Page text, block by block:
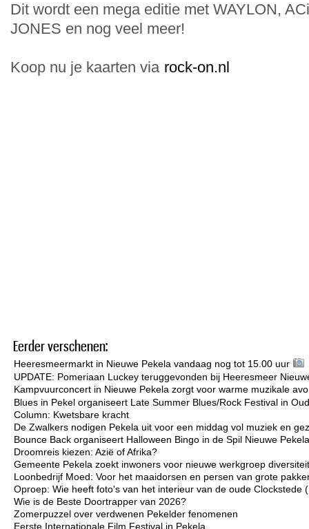
Dit wordt een mega editie met WAYLON,
JONES en nog veel meer!
Koop nu je kaarten via rock-on.nl
Eerder verschenen:
Heeresmeermarkt in Nieuwe Pekela vandaag nog tot 15.00 uur
UPDATE: Pomeriaan Luckey teruggevonden bij Heeresmeer
Kampvuurconcert in Nieuwe Pekela zorgt voor warme muzikale
Blues in Pekel organiseert Late Summer Blues/Rock Festival in
Column: Kwetsbare kracht
De Zwalkers nodigen Pekela uit voor een middag vol muziek en
Bounce Back organiseert Halloween Bingo in de Spil Nieuwe Pekela
Droomreis kiezen: Azië of Afrika?
Gemeente Pekela zoekt inwoners voor nieuwe werkgroep
Loonbedrijf Moed: Voor het maaidorsen en persen van grote
Oproep: Wie heeft foto's van het interieur van de oude Clockstede
Wie is de Beste Doortrapper van 2026?
Zomerpuzzel over verdwenen Pekelder fenomenen
Eerste Internationale Film Festival in Pekela